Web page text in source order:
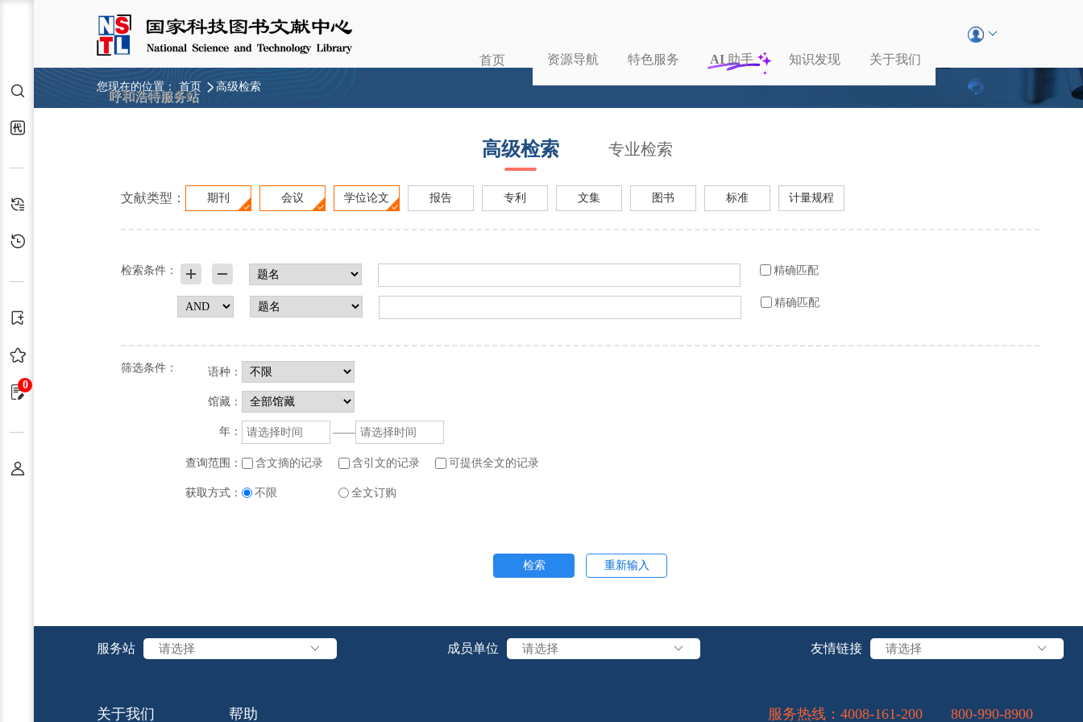
呼和浩特服务站
首页 资源导航 特色服务 AI 助手 知识发现 关于我们
0
您现在的位置： 首页 高级检索
高级检索 专业检索
文献类型： 期刊 会议 学位论文 报告 专利 文集 图书 标准 计量规程
检索条件： 精确匹配
精确匹配
筛选条件： 语种：
馆藏：
年： ——
查询范围： 含文摘的记录 含引文的记录 可提供全文的记录
获取方式： 不限 全文订购
检索 重新输入
服务站 请选择 成员单位 请选择 友情链接 请选择
关于我们 帮助 服务热线： 4008-161-200 800-990-8900